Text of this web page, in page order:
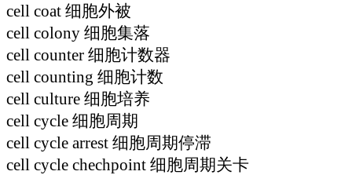
cell coat 细胞外被
cell colony 细胞集落
cell counter 细胞计数器
cell counting 细胞计数
cell culture 细胞培养
cell cycle 细胞周期
cell cycle arrest 细胞周期停滞
cell cycle chechpoint 细胞周期关卡